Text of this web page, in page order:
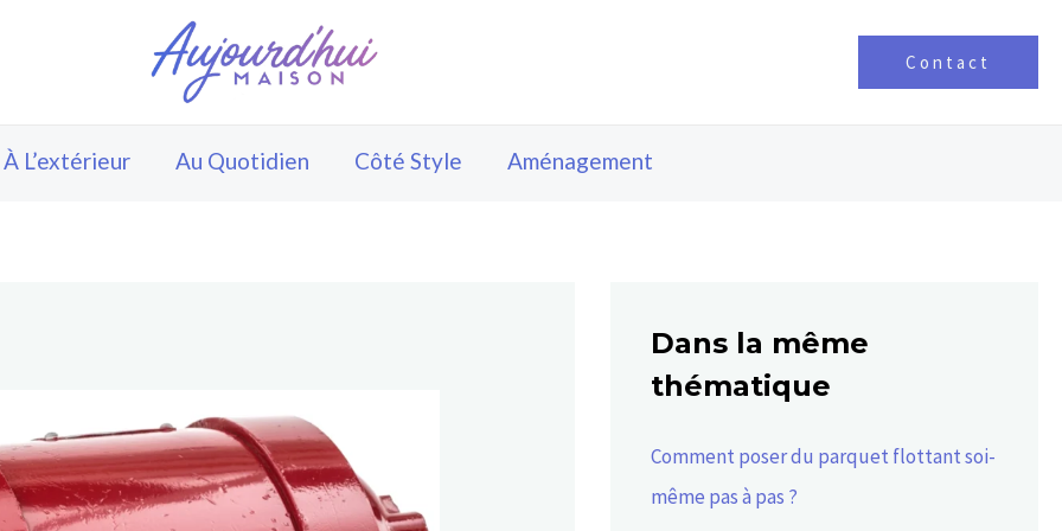
Contact
À L’extérieur Au Quotidien Côté Style Aménagement
Dans la même
thématique
Comment poser du parquet flottant soi-
même pas à pas ?